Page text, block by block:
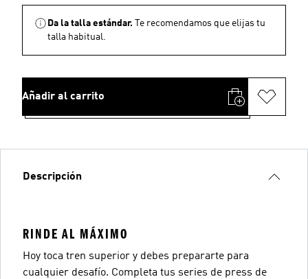
Da la talla estándar.
Te recomendamos que elijas tu
talla habitual.
Añadir al carrito
Descripción
RINDE AL MÁXIMO
Hoy toca tren superior y debes prepararte para
cualquier desafío. Completa tus series de press de